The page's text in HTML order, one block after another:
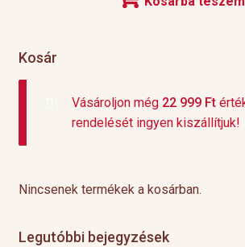
Kosár
Vásároljon még 22 999 Ft
rendelését ingyen kiszállítjuk!
Nincsenek termékek a kosárban.
Legutóbbi bejegyzések